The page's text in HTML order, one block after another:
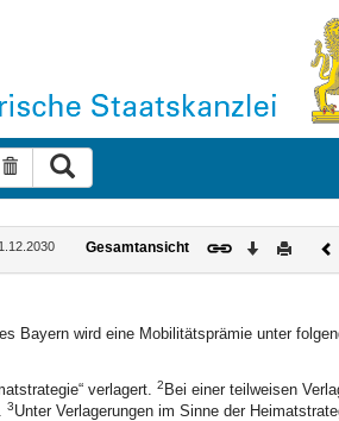
Suche zurücksetzen
Gesamtansicht Download
Drucken
Bayern wird eine Mobilitätsprämie unter
verlagert. 2 Bei einer teilweisen
3Unter Verlagerungen im Sinne der